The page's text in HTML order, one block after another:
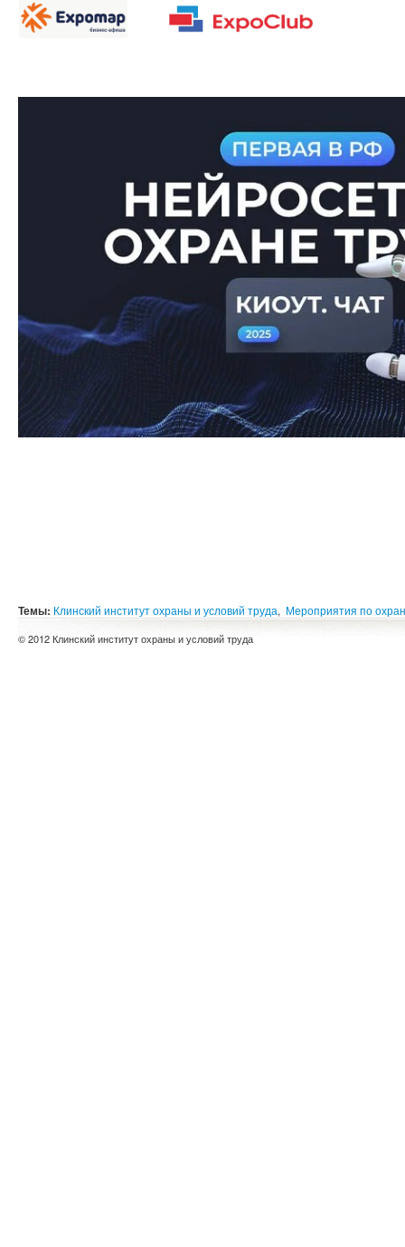
Темы: Клинский институт охраны и условий труда, Мероприятия по
© 2012 Клинский институт охраны и условий труда